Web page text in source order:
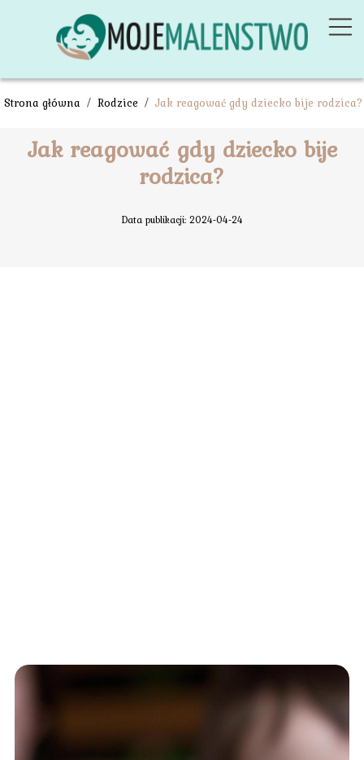
Strona główna / Rodzice / Jak reagować gdy dziecko bije rodzica?
Jak reagować gdy dziecko bije
rodzica?
Data publikacji: 2024-04-24